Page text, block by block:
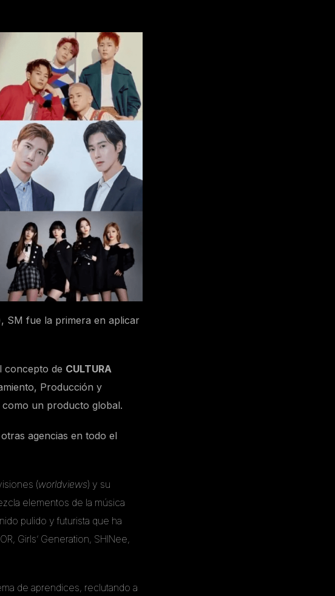
SM fue la primera en aplicar
concepto de CULTURA
Producción y
un producto global.
agencias en todo el
(worldviews) y su
elementos de la música
pulido y futurista que ha
Girls’ Generation, SHINee,
de aprendices, reclutando a